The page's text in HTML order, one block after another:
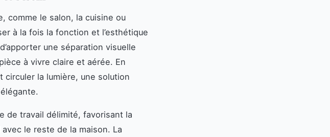
comme le salon, la cuisine ou
à la fois la fonction et l’esthétique
une séparation visuelle
à vivre claire et aérée. En
la lumière, une solution
de travail délimité, favorisant la
le reste de la maison. La